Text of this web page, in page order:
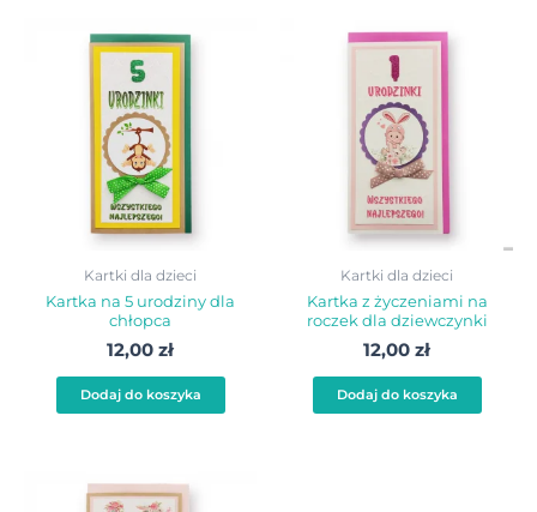
Kartki dla dzieci
Kartka na 5 urodziny dla
chłopca
12,00 zł
Dodaj do koszyka
Kartki dla dzieci
Kartka z życzeniami na
roczek dla dziewczynki
12,00 zł
Dodaj do koszyka